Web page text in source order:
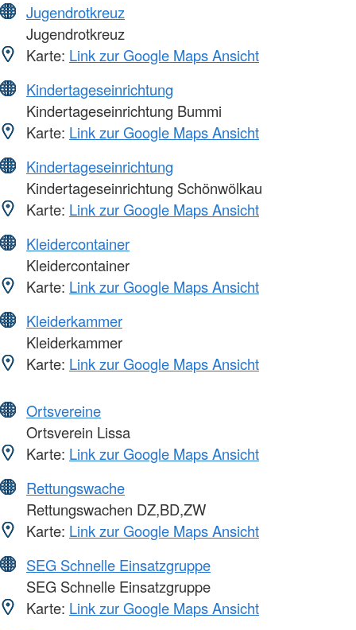
Jugendrotkreuz
Jugendrotkreuz
Karte: Link zur Google Maps Ansicht
Kindertageseinrichtung
Kindertageseinrichtung Bummi
Karte: Link zur Google Maps Ansicht
Kindertageseinrichtung
Kindertageseinrichtung Schönwölkau
Karte: Link zur Google Maps Ansicht
Kleidercontainer
Kleidercontainer
Karte: Link zur Google Maps Ansicht
Kleiderkammer
Kleiderkammer
Karte: Link zur Google Maps Ansicht
Ortsvereine
Ortsverein Lissa
Karte: Link zur Google Maps Ansicht
Rettungswache
Rettungswachen DZ,BD,ZW
Karte: Link zur Google Maps Ansicht
SEG Schnelle Einsatzgruppe
SEG Schnelle Einsatzgruppe
Karte: Link zur Google Maps Ansicht